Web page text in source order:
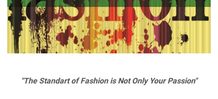
"The Standart of Fashion is Not Only Your Passion"